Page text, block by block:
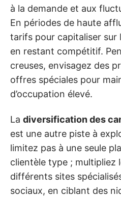
à la demande et aux
En périodes de haute
tarifs pour capitaliser sur
en restant compétitif.
creuses, envisagez des
offres spéciales pour
d’occupation élevé.
La diversification des
est une autre piste à
limitez pas à une seule
clientèle type ; multipliez
différents sites
sociaux, en ciblant des